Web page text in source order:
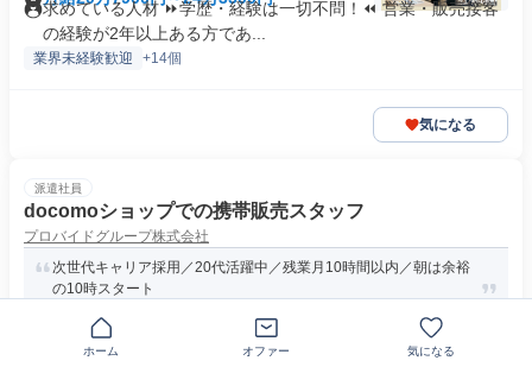
求めている人材 ⏩学歴・経験は一切不問！⏪️ 営業・販売接客
の経験が2年以上ある方であ...
業界未経験歓迎 +14個
気になる
派遣社員
docomoショップでの携帯販売スタッフ
プロバイドグループ株式会社
次世代キャリア採用／20代活躍中／残業月10時間以内／朝は余裕
の10時スタート
〒841-0026佐賀県鳥栖市本鳥栖町
ホーム オファー 気になる